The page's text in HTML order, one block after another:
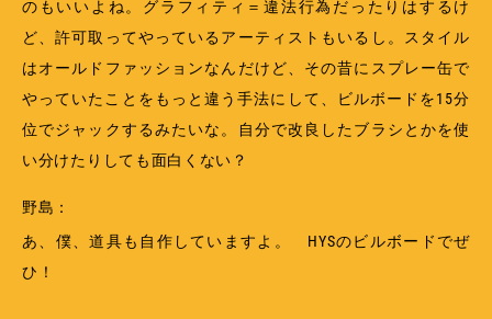
のもいいよね。グラフィティ＝違法行為だったりはするけ
ど、許可取ってやっているアーティストもいるし。スタイル
はオールドファッションなんだけど、その昔にスプレー缶で
やっていたことをもっと違う手法にして、ビルボードを15分
位でジャックするみたいな。自分で改良したブラシとかを使
い分けたりしても面白くない？
野島：
あ、僕、道具も自作していますよ。 HYSのビルボードでぜ
ひ！